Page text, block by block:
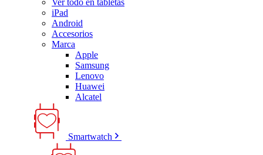
iPad
Android
Accesorios
Marca
Apple
Samsung
Lenovo
Huawei
Alcatel
Smartwatch